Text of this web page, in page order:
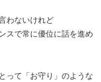
わないけれど
スで常に優位に話を進め
って「お守り」のような